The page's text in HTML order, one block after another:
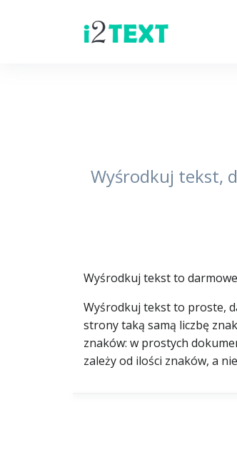
Wyśrodkuj tekst,
Wyśrodkuj tekst to
Wyśrodkuj tekst to proste,
strony taką samą liczbę
znaków: w prostych
zależy od ilości znaków, a